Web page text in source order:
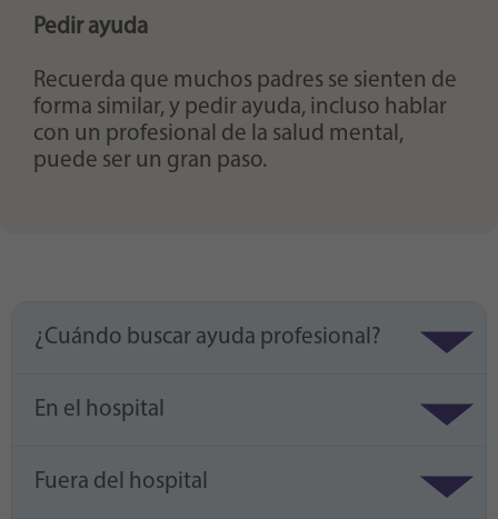
Pedir ayuda
Recuerda que muchos padres se sienten de
forma similar, y pedir ayuda, incluso hablar
con un profesional de la salud mental,
puede ser un gran paso.
¿Cuándo buscar ayuda profesional?
En el hospital
Fuera del hospital